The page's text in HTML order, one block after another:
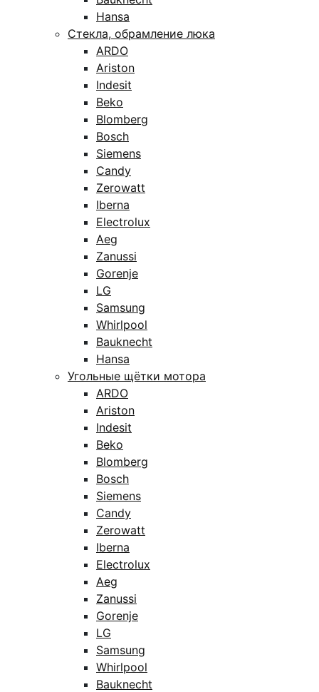
Hansa
Стекла, обрамление люка
ARDO
Ariston
Indesit
Beko
Blomberg
Bosch
Siemens
Candy
Zerowatt
Iberna
Electrolux
Aeg
Zanussi
Gorenje
LG
Samsung
Whirlpool
Bauknecht
Hansa
Угольные щётки мотора
ARDO
Ariston
Indesit
Beko
Blomberg
Bosch
Siemens
Candy
Zerowatt
Iberna
Electrolux
Aeg
Zanussi
Gorenje
LG
Samsung
Whirlpool
Bauknecht